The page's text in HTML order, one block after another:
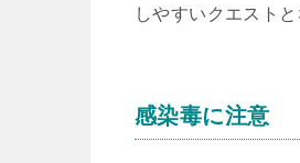
しやすいクエストと
感染毒に注意